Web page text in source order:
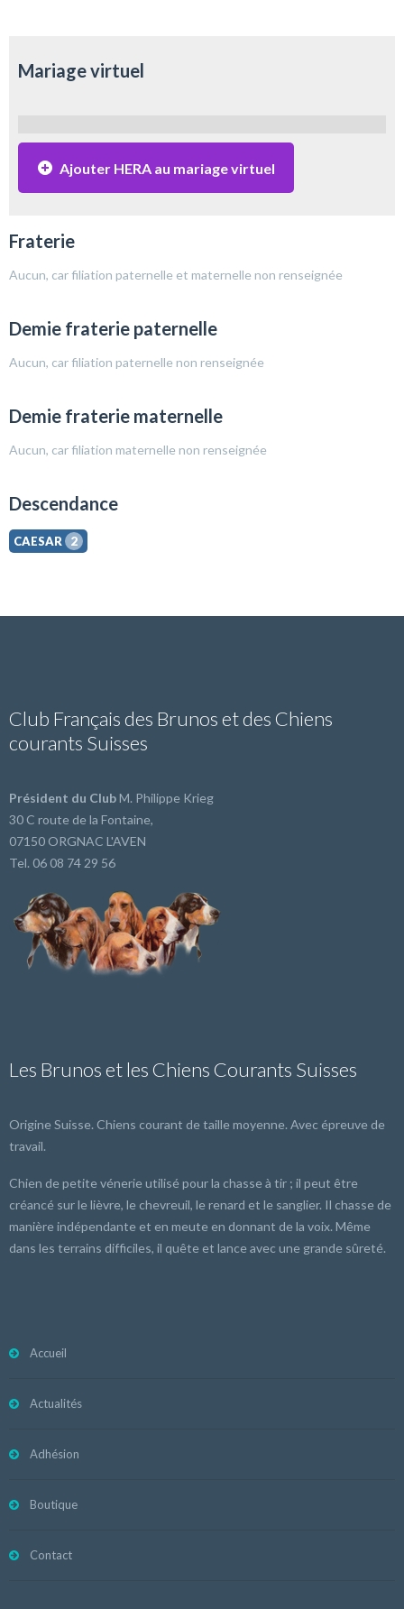
Mariage virtuel
Ajouter HERA au mariage virtuel
Fraterie
Aucun, car filiation paternelle et maternelle non renseignée
Demie fraterie paternelle
Aucun, car filiation paternelle non renseignée
Demie fraterie maternelle
Aucun, car filiation maternelle non renseignée
Descendance
CAESAR 2
Club Français des Brunos et des Chiens
courants Suisses
Président du ClubM. Philippe Krieg
30 C route de la Fontaine,
07150 ORGNAC L'AVEN
Tel. 06 08 74 29 56
Les Brunos et les Chiens Courants Suisses
Origine Suisse. Chiens courant de taille moyenne. Avec épreuve de
travail.
Chien de petite vénerie utilisé pour la chasse à tir ; il peut être
créancé sur le lièvre, le chevreuil, le renard et le sanglier. Il chasse de
manière indépendante et en meute en donnant de la voix. Même
dans les terrains difficiles, il quête et lance avec une grande sûreté.
Accueil
Actualités
Adhésion
Boutique
Contact